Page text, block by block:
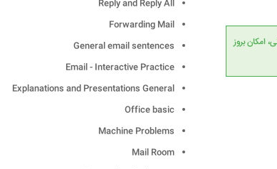
به دلیل تطابق با دانش به روز و مورد تایید استانداردهای جهانی، امکان بروز
Reply and Reply All
Forwarding Mail
General email sentences
Email - Interactive Practice
Explanations and Presentations General
Office basic
Machine Problems
Mail Room